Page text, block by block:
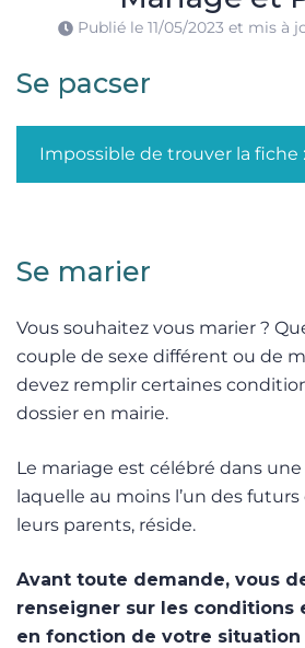
Publié le 11/05/2023 et mis à
Se pacser
Impossible de trouver la fiche
Se marier
Vous souhaitez vous marier ?
couple de sexe différent ou de
devez remplir certaines
dossier en mairie.
Le mariage est célébré dans
laquelle au moins l’un des
leurs parents, réside.
Avant toute demande, vous
renseigner sur les conditions
en fonction de votre